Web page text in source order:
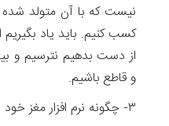
نیست که با آن متولد شده‌
کسب کنیم. باید یاد
از دست بدهیم نترسیم و
و قاطع باشیم.
۳- چگونه نرم افزار مغز خود را تغییر دهیم